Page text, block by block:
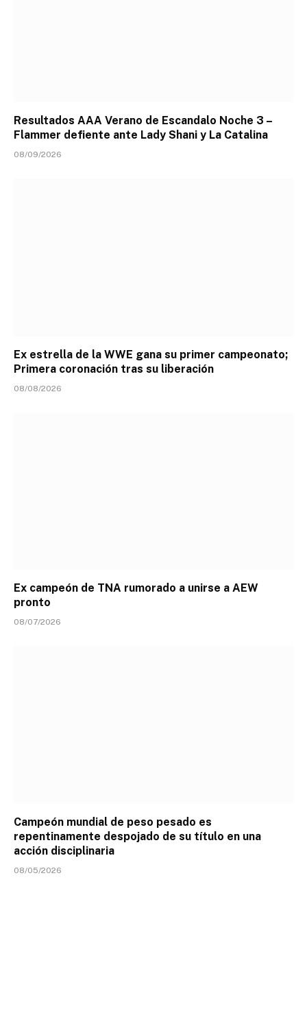
Resultados AAA Verano de Escandalo Noche 3 –
Flammer defiente ante Lady Shani y La Catalina
08/09/2026
Ex estrella de la WWE gana su primer campeonato;
Primera coronación tras su liberación
08/08/2026
Ex campeón de TNA rumorado a unirse a AEW
pronto
08/07/2026
Campeón mundial de peso pesado es
repentinamente despojado de su título en una
acción disciplinaria
08/05/2026